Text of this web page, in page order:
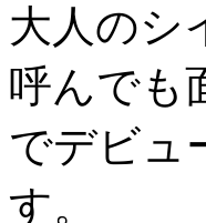
大人のシ
呼んでも
でデビュ
す。